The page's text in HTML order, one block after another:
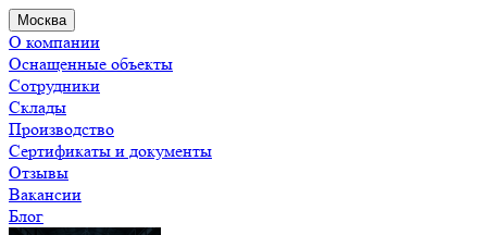
Москва
О компании
Оснащенные объекты
Сотрудники
Склады
Производство
Сертификаты и документы
Отзывы
Вакансии
Блог